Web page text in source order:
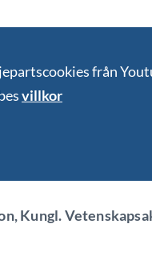
från
villkor
Kungl.